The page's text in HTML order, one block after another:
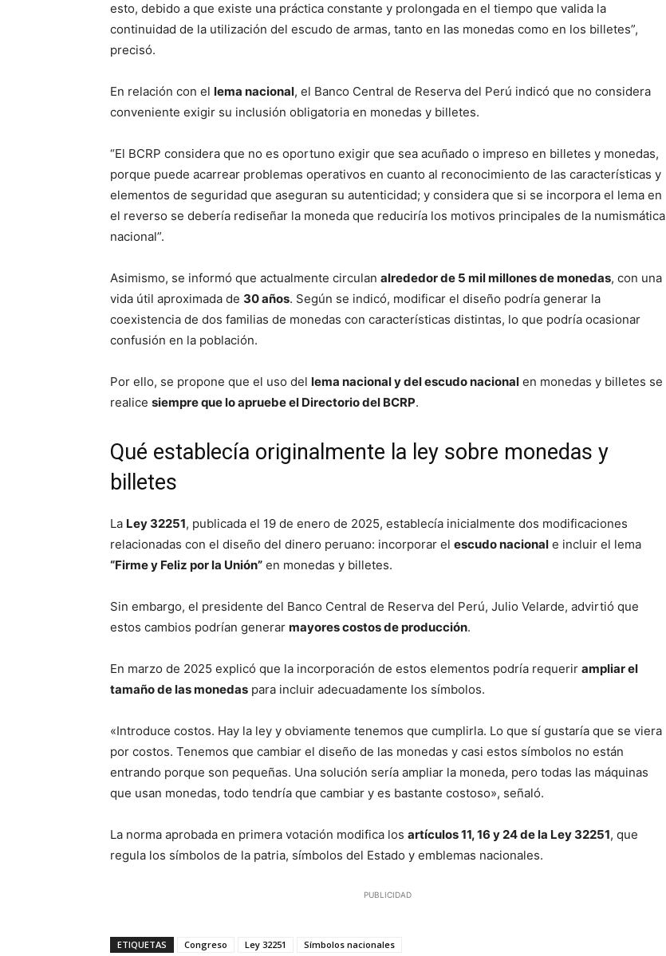
esto, debido a que existe una práctica constante y prolongada en el tiempo que valida la
continuidad de la utilización del escudo de armas, tanto en las monedas como en los billetes”,
precisó.
En relación con el lema nacional, el Banco Central de Reserva del Perú indicó que no considera
conveniente exigir su inclusión obligatoria en monedas y billetes.
“El BCRP considera que no es oportuno exigir que sea acuñado o impreso en billetes y monedas,
porque puede acarrear problemas operativos en cuanto al reconocimiento de las características y
elementos de seguridad que aseguran su autenticidad; y considera que si se incorpora el lema en
el reverso se debería rediseñar la moneda que reduciría los motivos principales de la numismática
nacional”.
Asimismo, se informó que actualmente circulan alrededor de 5 mil millones de monedas, con una
vida útil aproximada de 30 años. Según se indicó, modificar el diseño podría generar la
coexistencia de dos familias de monedas con características distintas, lo que podría ocasionar
confusión en la población.
Por ello, se propone que el uso del lema nacional y del escudo nacional en monedas y billetes se
realice siempre que lo apruebe el Directorio del BCRP.
Qué establecía originalmente la ley sobre monedas y
billetes
La Ley 32251, publicada el 19 de enero de 2025, establecía inicialmente dos modificaciones
relacionadas con el diseño del dinero peruano: incorporar el escudo nacional e incluir el lema
“Firme y Feliz por la Unión” en monedas y billetes.
Sin embargo, el presidente del Banco Central de Reserva del Perú, Julio Velarde, advirtió que
estos cambios podrían generar mayores costos de producción.
En marzo de 2025 explicó que la incorporación de estos elementos podría requerir ampliar el
tamaño de las monedas para incluir adecuadamente los símbolos.
«Introduce costos. Hay la ley y obviamente tenemos que cumplirla. Lo que sí gustaría que se viera
por costos. Tenemos que cambiar el diseño de las monedas y casi estos símbolos no están
entrando porque son pequeñas. Una solución sería ampliar la moneda, pero todas las máquinas
que usan monedas, todo tendría que cambiar y es bastante costoso», señaló.
La norma aprobada en primera votación modifica los artículos 11, 16 y 24 de la Ley 32251, que
regula los símbolos de la patria, símbolos del Estado y emblemas nacionales.
PUBLICIDAD
ETIQUETAS Congreso Ley 32251 Símbolos nacionales